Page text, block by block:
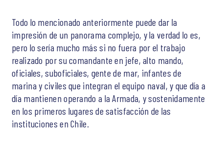
Todo lo mencionado anteriormente puede dar la
impresión de un panorama complejo, y la verdad lo es,
pero lo sería mucho más si no fuera por el trabajo
realizado por su comandante en jefe, alto mando,
oficiales, suboficiales, gente de mar, infantes de
marina y civiles que integran el equipo naval, y que día a
día mantienen operando a la Armada, y sostenidamente
en los primeros lugares de satisfacción de las
instituciones en Chile.